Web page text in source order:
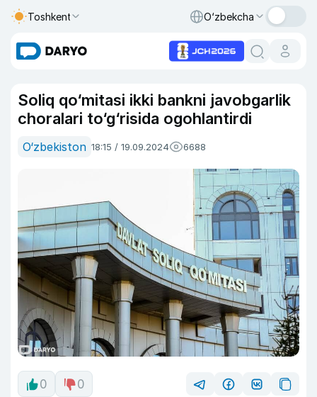
Toshkent O‘zbekcha
Soliq qo‘mitasi ikki bankni javobgarlik
choralari to‘g‘risida ogohlantirdi
O‘zbekiston 18:15 / 19.09.2024 6688
0 0